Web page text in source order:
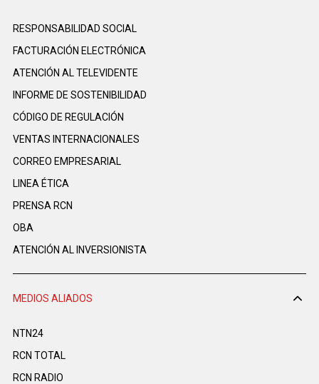
RESPONSABILIDAD SOCIAL
FACTURACIÓN ELECTRÓNICA
ATENCIÓN AL TELEVIDENTE
INFORME DE SOSTENIBILIDAD
CÓDIGO DE REGULACIÓN
VENTAS INTERNACIONALES
CORREO EMPRESARIAL
LINEA ÉTICA
PRENSA RCN
OBA
ATENCIÓN AL INVERSIONISTA
MEDIOS ALIADOS
NTN24
RCN TOTAL
RCN RADIO